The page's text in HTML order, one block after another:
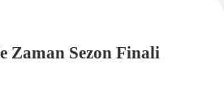
Zaman Sezon Finali